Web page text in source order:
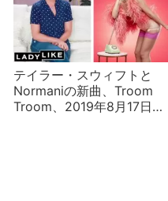
テイラー・スウィフトと
Normaniの新曲、Troom
Troom、2019年8月17日カ